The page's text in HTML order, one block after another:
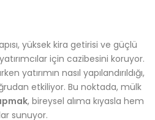
yüksek kira getirisi ve güçlü
için cazibesini koruyor.
yatırımın nasıl yapılandırıldığı,
etkiliyor. Bu noktada, mülk
, bireysel alıma kıyasla hem
sunuyor.